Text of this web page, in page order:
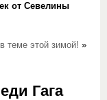
от Севелины
теме этой зимой! »
Гага